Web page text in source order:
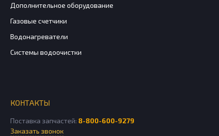
Дополнительное оборудование
Газовые счетчики
Водонагреватели
Системы водоочистки
КОНТАКТЫ
Поставка запчастей: 8-800-600-9279
Заказать звонок